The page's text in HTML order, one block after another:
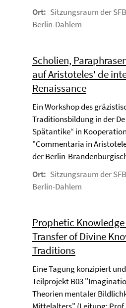
Ort: Sitzungsraum der
Berlin-Dahlem
Scholien,
auf Aristoteles' de
Renaissance
Ein Workshop des
Traditionsbildung in der
Spätantike“ in
"Commentaria in
der Berlin-
Ort: Sitzungsraum der
Berlin-Dahlem
Prophetic
Transfer of Divine
Traditions
Eine Tagung konzipiert
Teilprojekt B03
Theorien mentaler